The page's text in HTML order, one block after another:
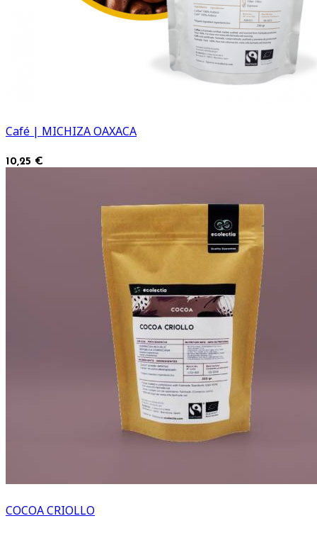
Café | MICHIZA OAXACA
10,25 €
COCOA CRIOLLO